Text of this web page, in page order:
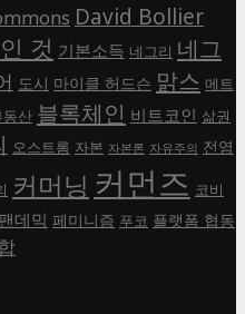
David Bollier
것 기본소득 네그리 네그
도시 마이클 허드슨 맑스 메트
동산 블록체인 비트코인 삶권
오스트롬 자본 자본론 자유주의 전염
커머닝 커먼즈 코비
팬데믹 페미니즘 푸코 플랫폼 협동